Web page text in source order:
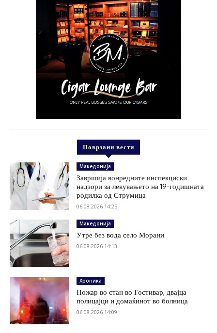
Поврзани вести
Македонија
Завршија вонредните инспекциски
надзори за лекувањето на 19-годишната
родилка од Струмица
06.08.2026 14:25
Македонија
Утре без вода село Морани
06.08.2026 14:13
Хроника
Пожар во стан во Гостивар, двајца
полицајци и домаќинот во болница
06.08.2026 14:09